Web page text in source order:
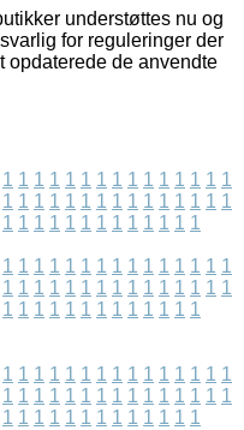
understøttes nu og
for reguleringer der
de anvendte
1 1 1 1 1 1 1 1 1 1 1 1 1 1 1
1 1 1 1 1 1 1 1 1 1 1 1 1 1 1
1 1 1 1 1 1 1 1 1 1 1 1 1
1 1 1 1 1 1 1 1 1 1 1 1 1 1 1
1 1 1 1 1 1 1 1 1 1 1 1 1 1 1
1 1 1 1 1 1 1 1 1 1 1 1 1
1 1 1 1 1 1 1 1 1 1 1 1 1 1 1
1 1 1 1 1 1 1 1 1 1 1 1 1 1 1
1 1 1 1 1 1 1 1 1 1 1 1 1